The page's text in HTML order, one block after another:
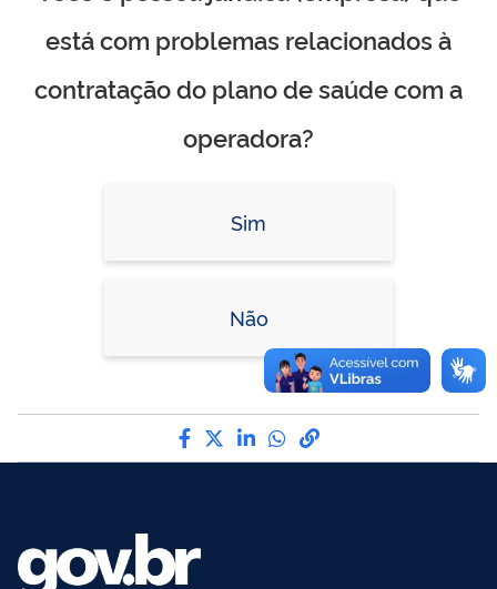
está com problemas relacionados à
contratação do plano de saúde com a
operadora?
Sim
Não
Compartilhe por Facebook
Compartilhe por Twitter
Compartilhe por
Compartilhe por
link para Copiar